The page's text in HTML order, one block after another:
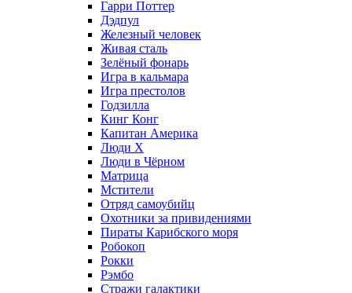
Гарри Поттер
Дэдпул
Железный человек
Живая сталь
Зелёный фонарь
Игра в кальмара
Игра престолов
Годзилла
Кинг Конг
Капитан Америка
Люди X
Люди в Чёрном
Матрица
Мстители
Отряд самоубийц
Охотники за привидениями
Пираты Карибского моря
Робокоп
Рокки
Рэмбо
Стражи галактики